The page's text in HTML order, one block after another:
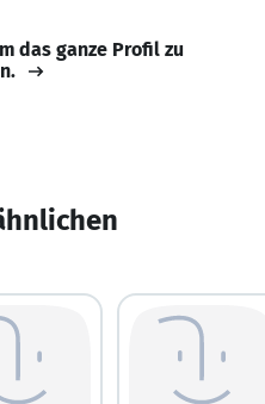
das ganze Profil zu